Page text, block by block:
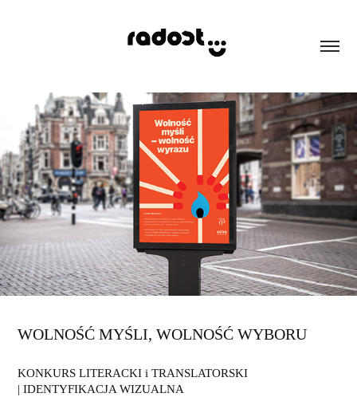
WOLNOŚĆ MYŚLI, WOLNOŚĆ WYBORU
KONKURS LITERACKI i TRANSLATORSKI
| IDENTYFIKACJA WIZUALNA